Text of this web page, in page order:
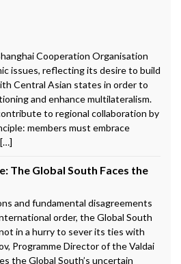
Cooperation Organisation
issues, reflecting its desire to build
Central Asian states in order to
and enhance multilateralism.
to regional collaboration by
members must embrace
The Global South Faces the
and fundamental disagreements
order, the Global South
in a hurry to sever its ties with
Programme Director of the Valdai
the Global South’s uncertain